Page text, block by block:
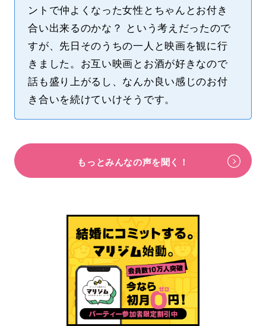
ントで仲よくなった女性とちゃんとお付き
合い出来るのかな？ という考えだったので
すが、先日そのうちの一人と映画を観に行
きました。お互い映画とお酒が好きなので
話も盛り上がるし、なんか良い感じのお付
き合いを続けていけそうです。
もっとみんなの声を聞く！